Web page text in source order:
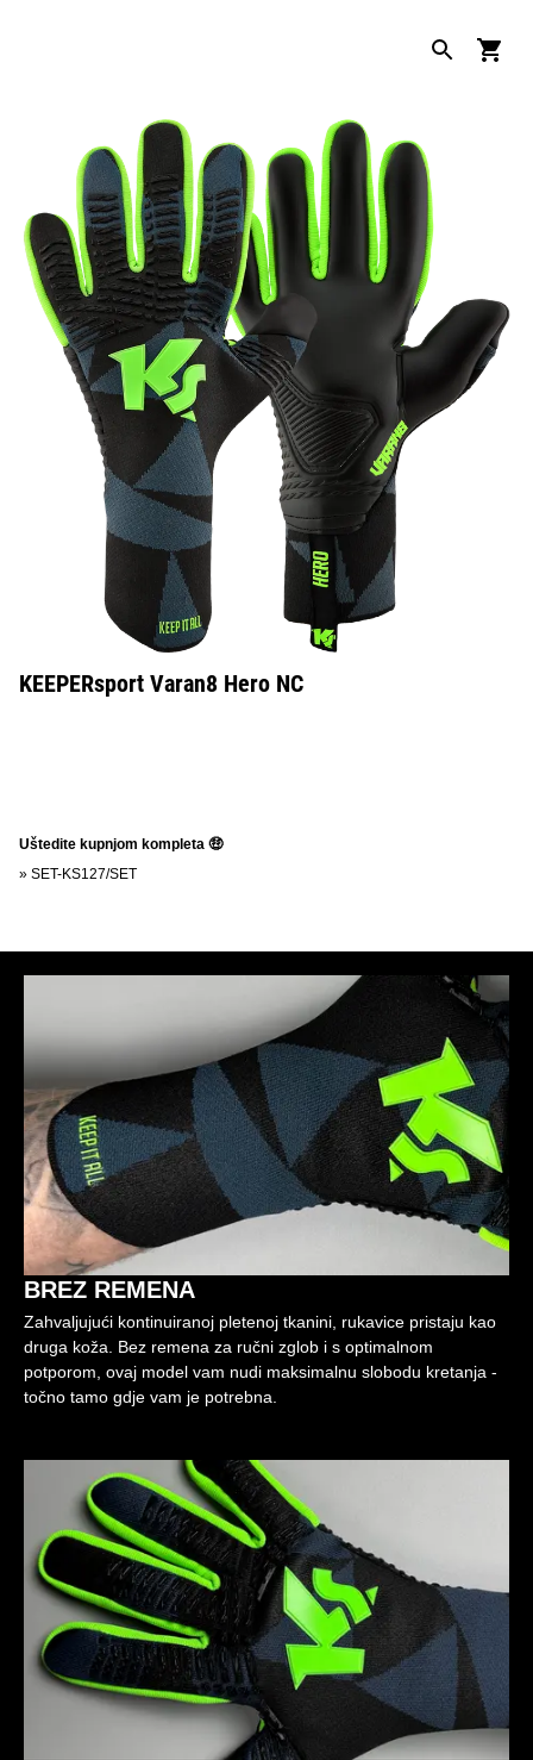
KEEPERsport Varan8 Hero NC
Uštedite kupnjom kompleta 🤑
» SET-KS127/SET
BREZ REMENA
Zahvaljujući kontinuiranoj pletenoj tkanini, rukavice pristaju kao
druga koža. Bez remena za ručni zglob i s optimalnom
potporom, ovaj model vam nudi maksimalnu slobodu kretanja -
točno tamo gdje vam je potrebna.